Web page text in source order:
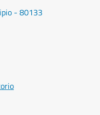
- 80133